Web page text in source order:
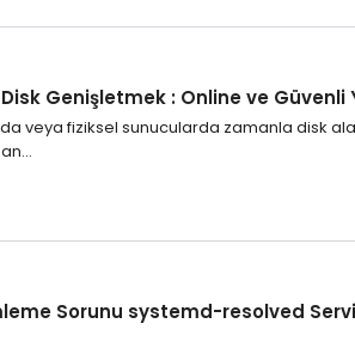
Disk Genişletmek : Online ve Güvenli
veya fiziksel sunucularda zamanla disk
Sorunu systemd-resolved